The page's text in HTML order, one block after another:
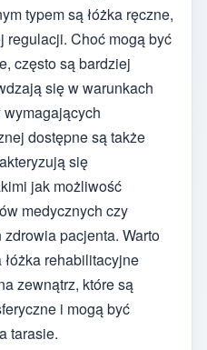
typem są łóżka ręczne,
regulacji. Choć mogą być
często są bardziej
się w warunkach
dostępne są także
się
jak możliwość
medycznych czy
pacjenta. Warto
rehabilitacyjne
zewnątrz, które są
i mogą być
tarasie.